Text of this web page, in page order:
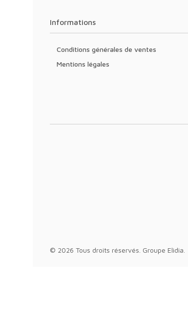
Informations
Conditions générales de ventes
Mentions légales
© 2026 Tous droits réservés. Groupe Elidia